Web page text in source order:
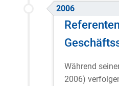
2006
Während
2006)